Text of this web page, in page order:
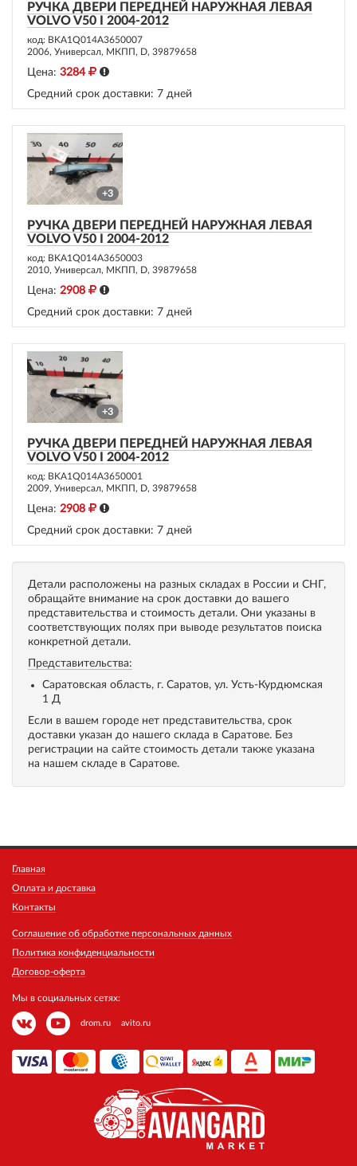
РУЧКА ДВЕРИ ПЕРЕДНЕЙ НАРУЖНАЯ ЛЕВАЯ
VOLVO V50 I 2004-2012
код: BKA1Q014A3650007
2006, Универсал, МКПП, D, 39879658
Цена: 3284
Средний срок доставки: 7 дней
+3
РУЧКА ДВЕРИ ПЕРЕДНЕЙ НАРУЖНАЯ ЛЕВАЯ
VOLVO V50 I 2004-2012
код: BKA1Q014A3650003
2010, Универсал, МКПП, D, 39879658
Цена: 2908
Средний срок доставки: 7 дней
+3
РУЧКА ДВЕРИ ПЕРЕДНЕЙ НАРУЖНАЯ ЛЕВАЯ
VOLVO V50 I 2004-2012
код: BKA1Q014A3650001
2009, Универсал, МКПП, D, 39879658
Цена: 2908
Средний срок доставки: 7 дней
Детали расположены на разных складах в России и СНГ,
обращайте внимание на срок доставки до вашего
представительства и стоимость детали. Они указаны в
соответствующих полях при выводе результатов поиска
конкретной детали.
Представительства:
Саратовская область, г. Саратов, ул. Усть-Курдюмская
1 Д
Если в вашем городе нет представительства, срок
доставки указан до нашего склада в Саратове. Без
регистрации на сайте стоимость детали также указана
на нашем складе в Саратове.
Главная
Оплата и доставка
Контакты
Соглашение об обработке персональных данных
Политика конфиденциальности
Договор-оферта
Мы в социальных сетях:
drom.ru avito.ru